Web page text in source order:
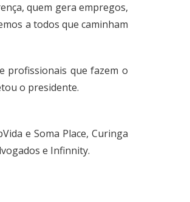
quem gera empregos,
a todos que caminham
profissionais que fazem o
o presidente.
e Soma Place, Curinga
e Infinnity.